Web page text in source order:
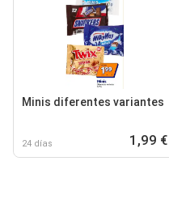
Minis diferentes variantes
24 días 1,99 €